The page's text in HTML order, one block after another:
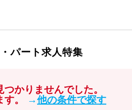
パート求人特集
かりませんでした。
す。
→他の条件で探す